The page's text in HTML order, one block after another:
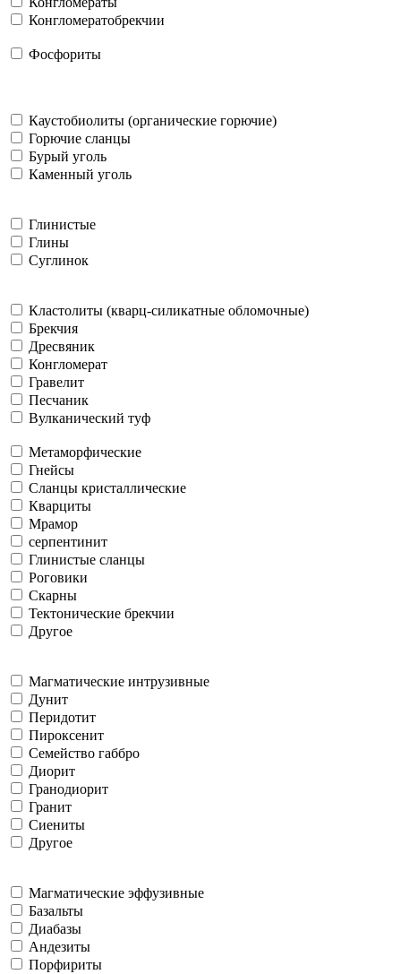
Конгломератобрекчии
Фосфориты
Каустобиолиты (органические горючие)
Горючие сланцы
Бурый уголь
Каменный уголь
Глинистые
Глины
Суглинок
Кластолиты (кварц-силикатные обломочные)
Брекчия
Дресвяник
Конгломерат
Гравелит
Песчаник
Вулканический туф
Метаморфические
Гнейсы
Сланцы кристаллические
Кварциты
Мрамор
серпентинит
Глинистые сланцы
Роговики
Скарны
Тектонические брекчии
Другое
Магматические интрузивные
Дунит
Перидотит
Пироксенит
Семейство габбро
Диорит
Гранодиорит
Гранит
Сиениты
Другое
Магматические эффузивные
Базальты
Диабазы
Андезиты
Порфириты